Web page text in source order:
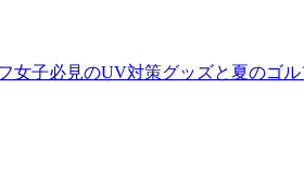
女子必見のUV対策グッズと夏のゴ